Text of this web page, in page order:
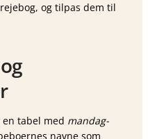
og tilpas dem til
en tabel med mandag-
navne som